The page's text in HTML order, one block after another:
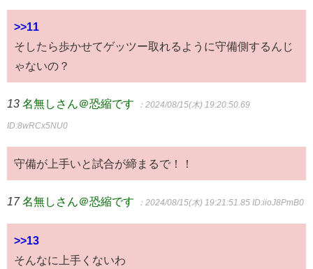
>>11
そしたら歩かせてゲッツー取れるように守備側するんじ
ゃないの？
13 名無しさん＠恐縮です ：2024/08/15(木) 19:20:50.69
ID:8wRCx5NU0
守備が上手いと試合が締まるで！！
17 名無しさん＠恐縮です ：2024/08/15(木) 19:21:51.85 ID:iioJ8PmB0
>>13
そんなに上手くないわ